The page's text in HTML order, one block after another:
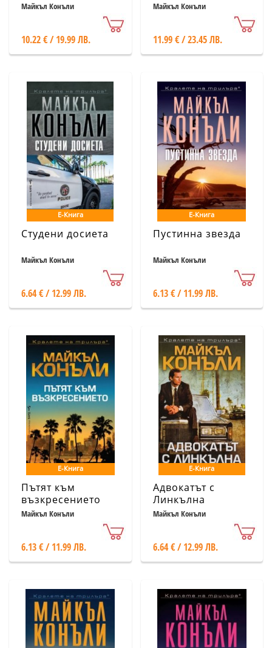
Майкъл Конъли
10.22 € / 19.99 ЛВ.
Майкъл Конъли
11.99 € / 23.45 ЛВ.
Е-Книга
Студени досиета
Майкъл Конъли
6.64 € / 12.99 ЛВ.
Е-Книга
Пустинна звезда
Майкъл Конъли
6.13 € / 11.99 ЛВ.
Е-Книга
Пътят към
възкресението
Майкъл Конъли
6.13 € / 11.99 ЛВ.
Е-Книга
Адвокатът с
Линкълна
Майкъл Конъли
6.64 € / 12.99 ЛВ.